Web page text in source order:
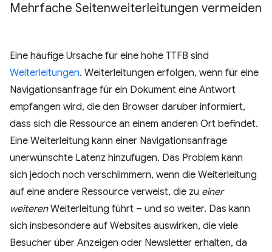
Mehrfache Seitenweiterleitungen vermeiden
Eine häufige Ursache für eine hohe TTFB sind
Weiterleitungen. Weiterleitungen erfolgen, wenn für eine
Navigationsanfrage für ein Dokument eine Antwort
empfangen wird, die den Browser darüber informiert,
dass sich die Ressource an einem anderen Ort befindet.
Eine Weiterleitung kann einer Navigationsanfrage
unerwünschte Latenz hinzufügen. Das Problem kann
sich jedoch noch verschlimmern, wenn die Weiterleitung
auf eine andere Ressource verweist, die zu einer
weiterenWeiterleitung führt – und so weiter. Das kann
sich insbesondere auf Websites auswirken, die viele
Besucher über Anzeigen oder Newsletter erhalten, da